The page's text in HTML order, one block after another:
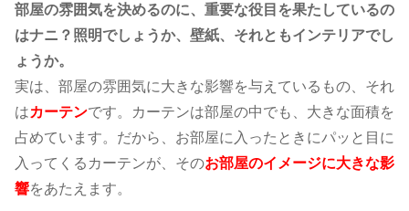
部屋の雰囲気を決めるのに、重要な役目を果たしているの
はナニ？照明でしょうか、壁紙、それともインテリアでし
ょうか。
実は、部屋の雰囲気に大きな影響を与えているもの、それ
はカーテンです。カーテンは部屋の中でも、大きな面積を
占めています。だから、お部屋に入ったときにパッと目に
入ってくるカーテンが、そのお部屋のイメージに大きな影
響をあたえます。